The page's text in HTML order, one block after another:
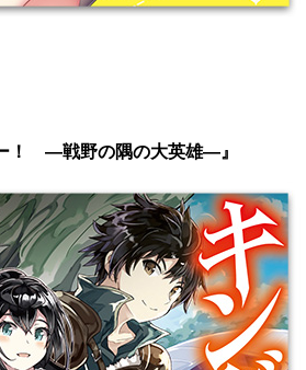
！ ―戦野の隅の大英雄―』